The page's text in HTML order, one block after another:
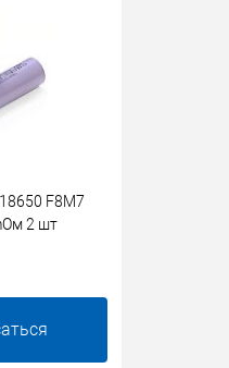
F8M7
2 шт